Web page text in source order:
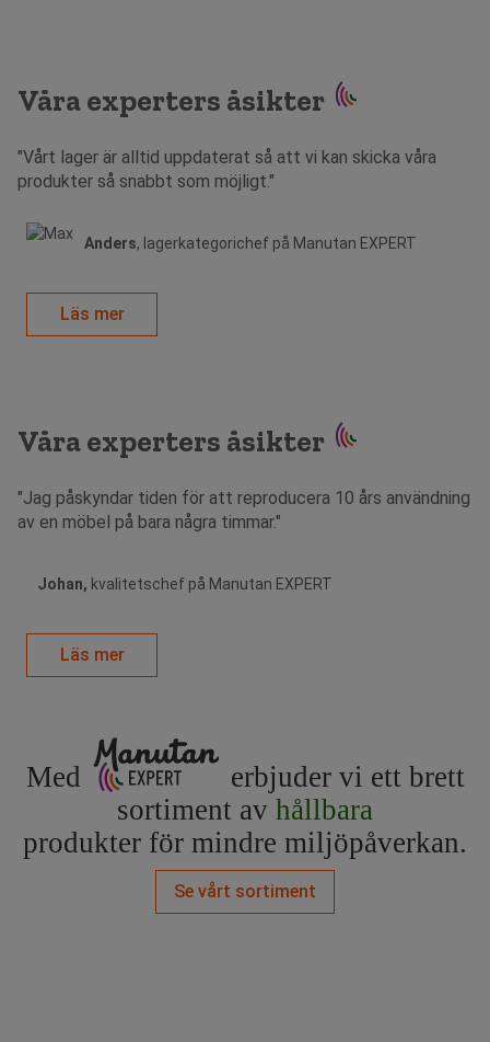
Våra experters åsikter
"Vårt lager är alltid uppdaterat så att vi kan skicka våra
produkter så snabbt som möjligt."
Anders, lagerkategorichef på Manutan EXPERT
Läs mer
Våra experters åsikter
"Jag påskyndar tiden för att reproducera 10 års användning
av en möbel på bara några timmar."
Johan, kvalitetschef på Manutan EXPERT
Läs mer
Med
erbjuder vi ett brett
sortiment av hållbara
produkter för mindre miljöpåverkan.
Se vårt sortiment